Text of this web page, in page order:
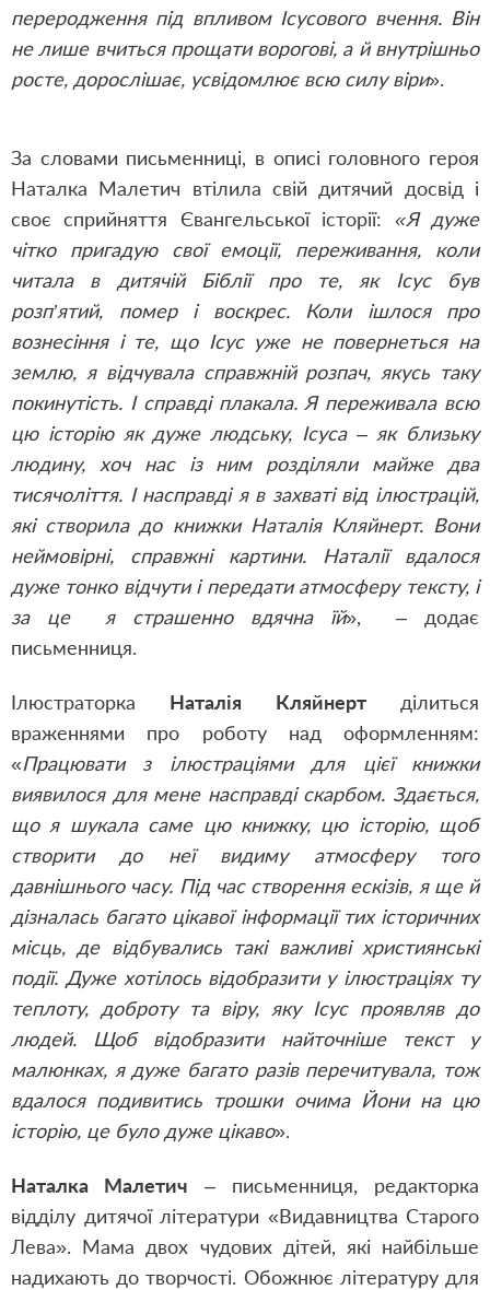
переродження під впливом Ісусового вчення. Він
не лише вчиться прощати ворогові, а й внутрішньо
росте, дорослішає, усвідомлює всю силу віри».
За словами письменниці, в описі головного героя
Наталка Малетич втілила свій дитячий досвід і
своє сприйняття Євангельської історії: «Я дуже
чітко пригадую свої емоції, переживання, коли
читала в дитячій Біблії про те, як Ісус був
розп’ятий, помер і воскрес. Коли ішлося про
вознесіння і те, що Ісус уже не повернеться на
землю, я відчувала справжній розпач, якусь таку
покинутість. І справді плакала. Я переживала всю
цю історію як дуже людську, Ісуса – як близьку
людину, хоч нас із ним розділяли майже два
тисячоліття. І насправді я в захваті від ілюстрацій,
які створила до книжки Наталія Кляйнерт. Вони
неймовірні, справжні картини. Наталії вдалося
дуже тонко відчути і передати атмосферу тексту, і
за це я страшенно вдячна їй», – додає
письменниця.
Ілюстраторка Наталія Кляйнертділиться
враженнями про роботу над оформленням:
«Працювати з ілюстраціями для цієї книжки
виявилося для мене насправді скарбом. Здається,
що я шукала саме цю книжку, цю історію, щоб
створити до неї видиму атмосферу того
давнішнього часу. Під час створення ескізів, я ще й
дізналась багато цікавої інформації тих історичних
місць, де відбувались такі важливі християнські
події. Дуже хотілось відобразити у ілюстраціях ту
теплоту, доброту та віру, яку Ісус проявляв до
людей. Щоб відобразити найточніше текст у
малюнках, я дуже багато разів перечитувала, тож
вдалося подивитись трошки очима Йони на цю
історію, це було дуже цікаво».
Наталка Малетич – письменниця, редакторка
відділу дитячої літератури «Видавництва Старого
Лева». Мама двох чудових дітей, які найбільше
надихають до творчості. Обожнює літературу для